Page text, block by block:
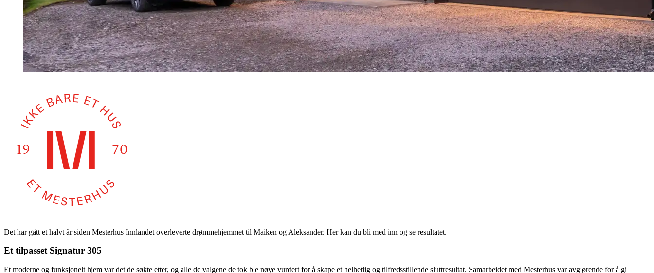
Det har gått et halvt år siden Mesterhus Innlandet overleverte drømmehjemmet til Maiken og Aleksander. Her kan du bli med inn og se resultatet.
Et tilpasset Signatur 305
Et moderne og funksjonelt hjem var det de søkte etter, og alle de valgene de tok ble nøye vurdert for å skape et helhetlig og tilfredsstillende sluttresultat. Samarbeidet med Mesterhus var avgjørende for å gi